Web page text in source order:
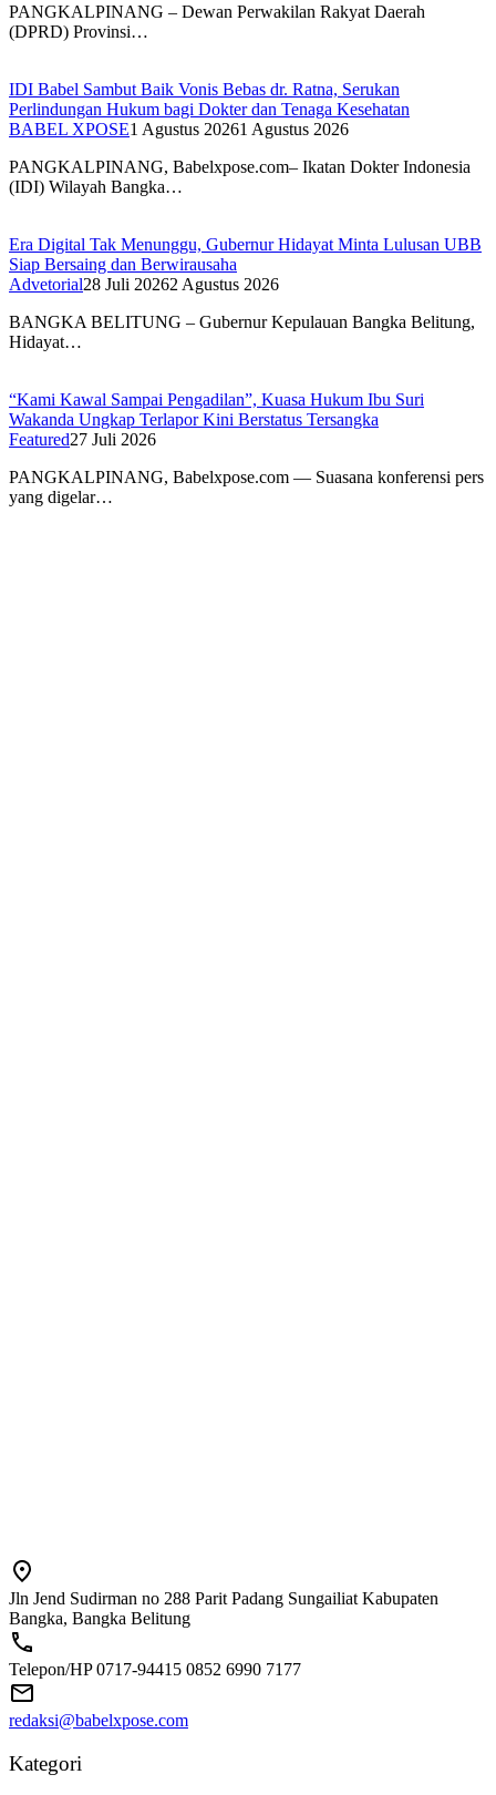
PANGKALPINANG – Dewan Perwakilan Rakyat Daerah
(DPRD) Provinsi…
IDI Babel Sambut Baik Vonis Bebas dr. Ratna, Serukan
Perlindungan Hukum bagi Dokter dan Tenaga Kesehatan
BABEL XPOSE1 Agustus 20261 Agustus 2026
PANGKALPINANG, Babelxpose.com– Ikatan Dokter Indonesia
(IDI) Wilayah Bangka…
Era Digital Tak Menunggu, Gubernur Hidayat Minta Lulusan UBB
Siap Bersaing dan Berwirausaha
Advetorial28 Juli 20262 Agustus 2026
BANGKA BELITUNG – Gubernur Kepulauan Bangka Belitung,
Hidayat…
“Kami Kawal Sampai Pengadilan”, Kuasa Hukum Ibu Suri
Wakanda Ungkap Terlapor Kini Berstatus Tersangka
Featured27 Juli 2026
PANGKALPINANG, Babelxpose.com — Suasana konferensi pers
yang digelar…
Jln Jend Sudirman no 288 Parit Padang Sungailiat Kabupaten
Bangka, Bangka Belitung
Telepon/HP 0717-94415 0852 6990 7177
redaksi@babelxpose.com
Kategori